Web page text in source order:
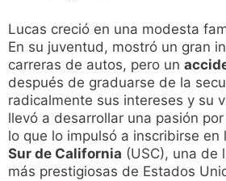
Lucas creció en una modesta
En su juventud, mostró un gran
carreras de autos, pero un
después de graduarse de la
radicalmente sus intereses y su
llevó a desarrollar una pasión
lo que lo impulsó a inscribirse en
Sur de California (USC), una de
más prestigiosas de Estados